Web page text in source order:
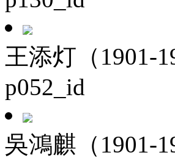
王添灯（1901-
p052_id
吳鴻麒（1901-